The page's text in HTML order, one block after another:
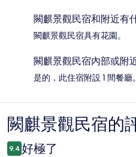
闕麒景觀民宿和附近有
闕麒景觀民宿具有花園。
闕麒景觀民宿內部或附
是的，此住宿附設 1 間餐廳。
評
論
闕麒景觀民宿的
9.4 好極了